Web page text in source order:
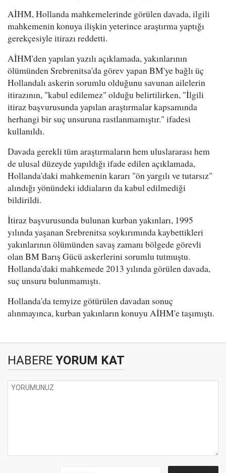
AİHM, Hollanda mahkemelerinde görülen davada, ilgili
mahkemenin konuya ilişkin yeterince araştırma yaptığı
gerekçesiyle itirazı reddetti.
AİHM'den yapılan yazılı açıklamada, yakınlarının
ölümünden Srebrenitsa'da görev yapan BM'ye bağlı üç
Hollandalı askerin sorumlu olduğunu savunan ailelerin
itirazının, "kabul edilemez" olduğu belirtilirken, "İlgili
itiraz başvurusunda yapılan araştırmalar kapsamında
herhangi bir suç unsuruna rastlanmamıştır." ifadesi
kullanıldı.
Davada gerekli tüm araştırmaların hem uluslararası hem
de ulusal düzeyde yapıldığı ifade edilen açıklamada,
Hollanda'daki mahkemenin kararı "ön yargılı ve tutarsız"
alındığı yönündeki iddiaların da kabul edilmediği
bildirildi.
İtiraz başvurusunda bulunan kurban yakınları, 1995
yılında yaşanan Srebrenitsa soykırımında kaybettikleri
yakınlarının ölümünden savaş zamanı bölgede görevli
olan BM Barış Gücü askerlerini sorumlu tutmuştu.
Hollanda'daki mahkemede 2013 yılında görülen davada,
suç unsuru bulunmamıştı.
Hollanda'da temyize götürülen davadan sonuç
alınmayınca, kurban yakınların konuyu AİHM'e taşımıştı.
HABERE YORUM KAT